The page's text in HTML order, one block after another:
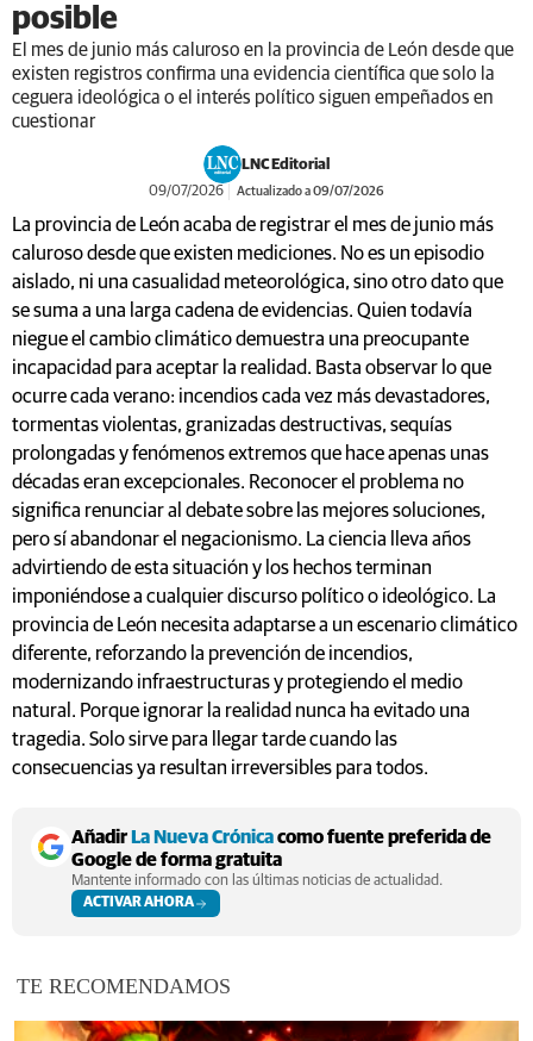
posible
El mes de junio más caluroso en la provincia de León desde que
existen registros confirma una evidencia científica que solo la
ceguera ideológica o el interés político siguen empeñados en
cuestionar
LNC Editorial
09/07/2026 Actualizado a 09/07/2026
La provincia de León acaba de registrar el mes de junio más
caluroso desde que existen mediciones. No es un episodio
aislado, ni una casualidad meteorológica, sino otro dato que
se suma a una larga cadena de evidencias. Quien todavía
niegue el cambio climático demuestra una preocupante
incapacidad para aceptar la realidad. Basta observar lo que
ocurre cada verano: incendios cada vez más devastadores,
tormentas violentas, granizadas destructivas, sequías
prolongadas y fenómenos extremos que hace apenas unas
décadas eran excepcionales. Reconocer el problema no
significa renunciar al debate sobre las mejores soluciones,
pero sí abandonar el negacionismo. La ciencia lleva años
advirtiendo de esta situación y los hechos terminan
imponiéndose a cualquier discurso político o ideológico. La
provincia de León necesita adaptarse a un escenario climático
diferente, reforzando la prevención de incendios,
modernizando infraestructuras y protegiendo el medio
natural. Porque ignorar la realidad nunca ha evitado una
tragedia. Solo sirve para llegar tarde cuando las
consecuencias ya resultan irreversibles para todos.
Añadir La Nueva Crónicacomo fuente preferida de
Google de forma gratuita
Mantente informado con las últimas noticias de actualidad.
ACTIVAR AHORA
TE RECOMENDAMOS